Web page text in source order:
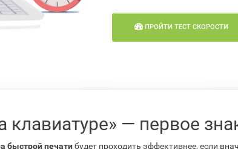
ПРОЙТИ ТЕСТ СКОРОСТИ
— первое
быстрой печатибудет проходить эффективнее, если